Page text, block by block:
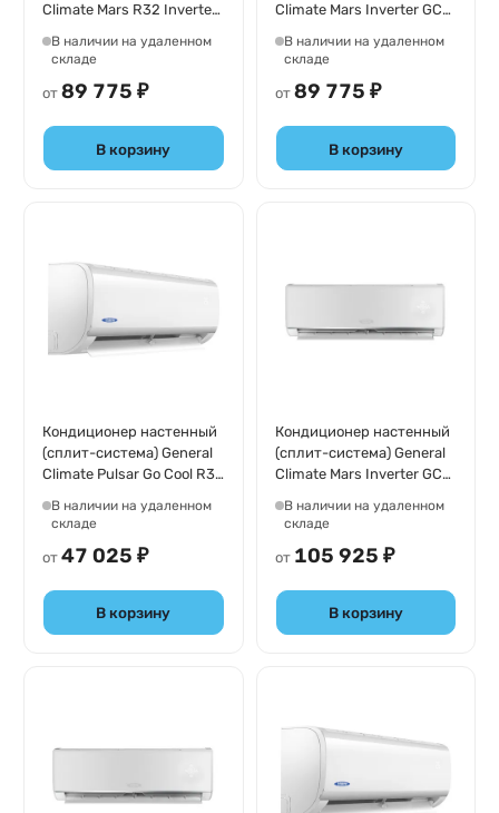
Climate Mars R32 Inverter
MR18H32
В наличии на удаленном
складе
от 89 775 ₽
В корзину
Climate Mars Inverter GC-
В наличии на удаленном
складе
от 89 775 ₽
В корзину
Кондиционер настенный
(сплит-система) General
Climate Pulsar Go Cool R32
RE12HR32/GU-RE12H32
В наличии на удаленном
складе
от 47 025 ₽
В корзину
Кондиционер настенный
(сплит-система) General
Climate Mars Inverter GC-
В наличии на удаленном
складе
от 105 925 ₽
В корзину